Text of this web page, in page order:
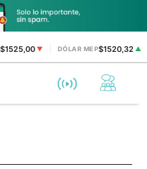
$1525,00 ▼ DÓLAR MEP$1520,32 ▲